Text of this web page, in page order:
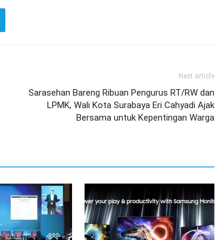
Next article
Sarasehan Bareng Ribuan Pengurus RT/RW dan
LPMK, Wali Kota Surabaya Eri Cahyadi Ajak
Bersama untuk Kepentingan Warga